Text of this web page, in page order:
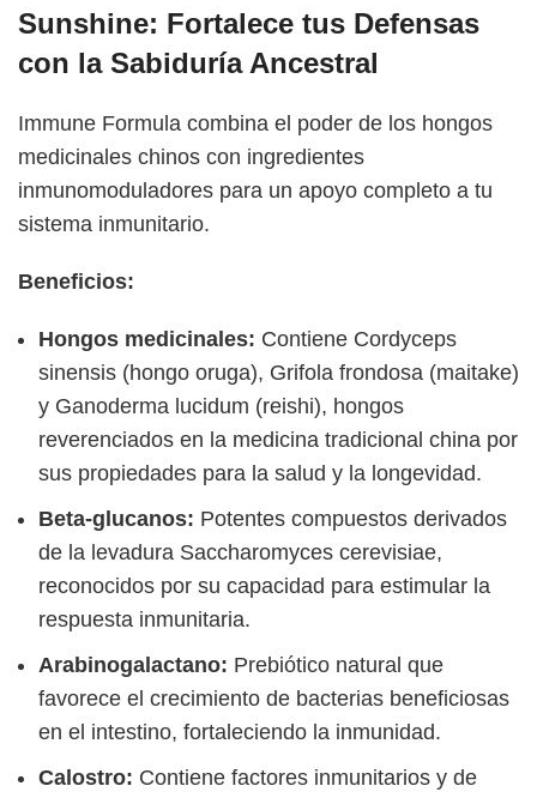
Sunshine: Fortalece tus Defensas
con la Sabiduría Ancestral
Immune Formula combina el poder de los hongos
medicinales chinos con ingredientes
inmunomoduladores para un apoyo completo a tu
sistema inmunitario.
Beneficios:
Hongos medicinales: Contiene Cordyceps
sinensis (hongo oruga), Grifola frondosa (maitake)
y Ganoderma lucidum (reishi), hongos
reverenciados en la medicina tradicional china por
sus propiedades para la salud y la longevidad.
Beta-glucanos: Potentes compuestos derivados
de la levadura Saccharomyces cerevisiae,
reconocidos por su capacidad para estimular la
respuesta inmunitaria.
Arabinogalactano: Prebiótico natural que
favorece el crecimiento de bacterias beneficiosas
en el intestino, fortaleciendo la inmunidad.
Calostro: Contiene factores inmunitarios y de